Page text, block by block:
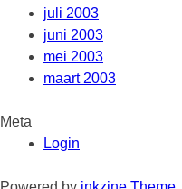
juli 2003
juni 2003
mei 2003
maart 2003
Meta
Login